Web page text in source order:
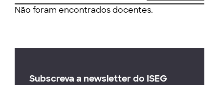
Não foram encontrados docentes.
Subscreva a newsletter do ISEG